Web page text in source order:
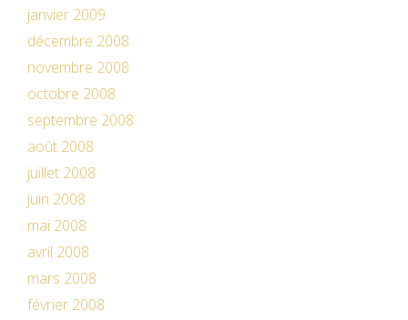
janvier 2009
décembre 2008
novembre 2008
octobre 2008
septembre 2008
août 2008
juillet 2008
juin 2008
mai 2008
avril 2008
mars 2008
février 2008